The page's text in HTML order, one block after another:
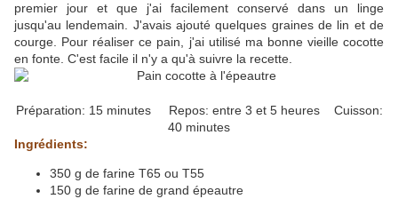
premier jour et que j'ai facilement conservé dans un linge
jusqu'au lendemain. J'avais ajouté quelques graines de lin et de
courge. Pour réaliser ce pain, j'ai utilisé ma bonne vieille cocotte
en fonte. C'est facile il n'y a qu'à suivre la recette.
Préparation: 15 minutes Repos: entre 3 et 5 heures Cuisson:
40 minutes
Ingrédients:
350 g de farine T65 ou T55
150 g de farine de grand épeautre